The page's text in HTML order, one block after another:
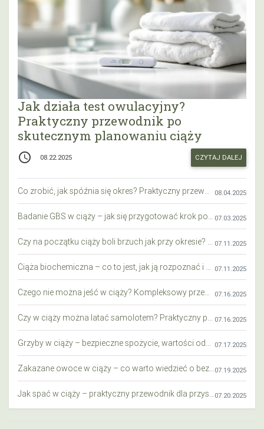
Jak działa test owulacyjny?
Praktyczny przewodnik po
skutecznym planowaniu ciąży
access_time 08.22.2025 CZYTAJ DALEJ
08.04.2025
07.03.2025
07.11.2025
07.11.2025
07.16.2025
07.16.2025
07.17.2025
07.19.2025
07.20.2025